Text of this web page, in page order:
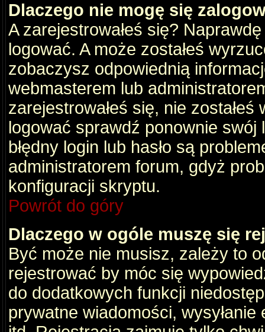
Dlaczego nie mogę się
A zarejestrowałeś się?
logować. A może zostałeś
zobaczysz odpowiednią
webmasterem lub
zarejestrowałeś się, nie
logować sprawdź ponownie swój
błędny login lub hasło są
administratorem forum, gdyż
konfiguracji skryptu.
Powrót do góry
Dlaczego w ogóle muszę się
Być może nie musisz, zależy to
rejestrować by móc się
do dodatkowych funkcji
prywatne wiadomości,